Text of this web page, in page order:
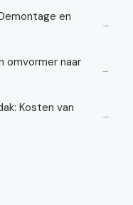
en
→
omvormer naar
→
Kosten van
→